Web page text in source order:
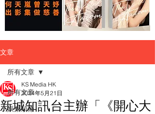
文章
所有文章
娛樂頭條
所有文章
新城知訊台主辦「《開心大
KS Media HK
2024年5月21日